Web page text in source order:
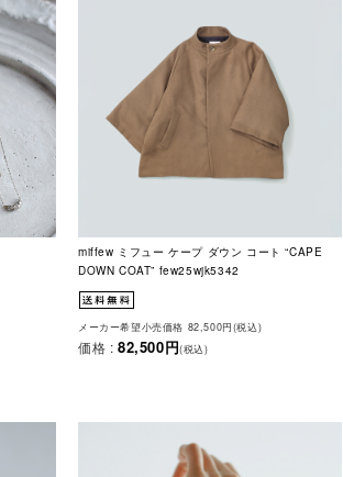
miffew ミフュー ケープ ダウン コート “CAPE
DOWN COAT” few25wjk5342
メーカー希望小売価格 82,500円(税込)
価格 : 82,500円(税込)